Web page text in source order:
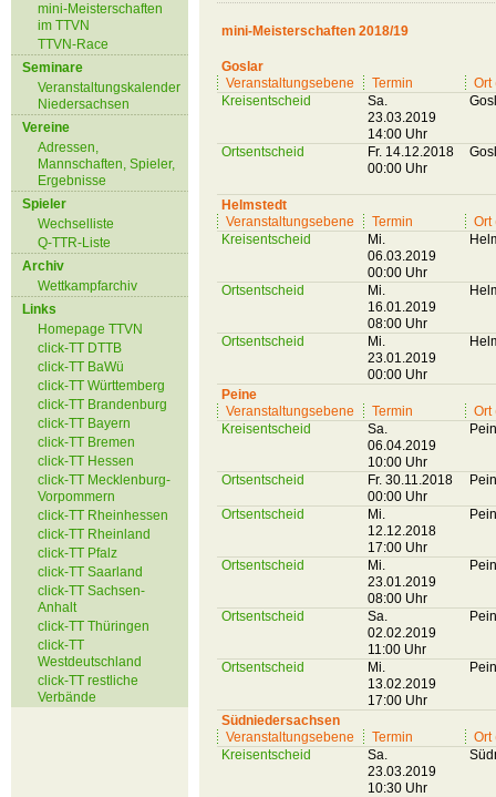
mini-Meisterschaften
im TTVN
TTVN-Race
Seminare
Veranstaltungskalender
Niedersachsen
Vereine
Adressen,
Mannschaften, Spieler,
Ergebnisse
Spieler
Wechselliste
Q-TTR-Liste
Archiv
Wettkampfarchiv
Links
Homepage TTVN
click-TT DTTB
click-TT BaWü
click-TT Württemberg
click-TT Brandenburg
click-TT Bayern
click-TT Bremen
click-TT Hessen
click-TT Mecklenburg-
Vorpommern
click-TT Rheinhessen
click-TT Rheinland
click-TT Pfalz
click-TT Saarland
click-TT Sachsen-
Anhalt
click-TT Thüringen
click-TT
Westdeutschland
click-TT restliche
Verbände
mini-Meisterschaften 2018/19
Goslar
Veranstaltungsebene
Termin
Ort
Kreisentscheid
Sa.
23.03.2019
14:00 Uhr
Ortsentscheid
Fr. 14.12.2018
00:00 Uhr
Helmstedt
Veranstaltungsebene
Termin
Ort
Kreisentscheid
Mi.
06.03.2019
00:00 Uhr
Ortsentscheid
Mi.
16.01.2019
08:00 Uhr
Ortsentscheid
Mi.
23.01.2019
00:00 Uhr
Peine
Veranstaltungsebene
Termin
Ort
Kreisentscheid
Sa.
06.04.2019
10:00 Uhr
Ortsentscheid
Fr. 30.11.2018
00:00 Uhr
Ortsentscheid
Mi.
12.12.2018
17:00 Uhr
Ortsentscheid
Mi.
23.01.2019
08:00 Uhr
Ortsentscheid
Sa.
02.02.2019
11:00 Uhr
Ortsentscheid
Mi.
13.02.2019
17:00 Uhr
Südniedersachsen
Veranstaltungsebene
Termin
Ort
Kreisentscheid
Sa.
23.03.2019
10:30 Uhr